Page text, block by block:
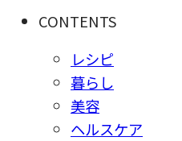
CONTENTS
レシピ
暮らし
美容
ヘルスケア